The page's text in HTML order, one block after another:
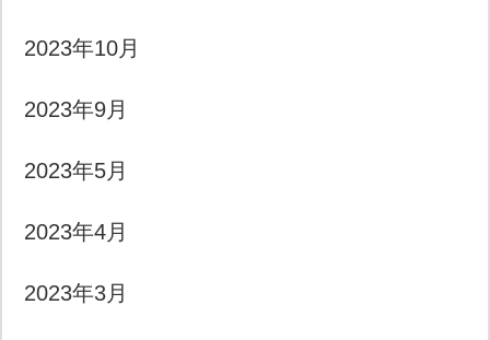
2023年10月
2023年9月
2023年5月
2023年4月
2023年3月